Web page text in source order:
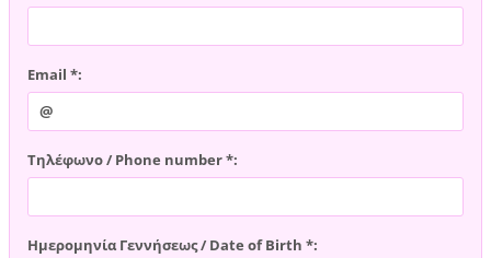
Email *:
Τηλέφωνο / Phone number *:
Ημερομηνία Γεννήσεως / Date of Birth *: